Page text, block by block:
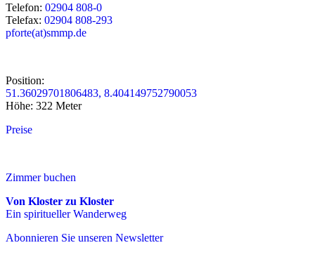
Telefon: 02904 808-0
Telefax: 02904 808-293
pforte(at)smmp.de
Position:
51.36029701806483, 8.404149752790053
Höhe: 322 Meter
Preise
Zimmer buchen
Von Kloster zu Kloster
Ein spiritueller Wanderweg
Abonnieren Sie unseren Newsletter